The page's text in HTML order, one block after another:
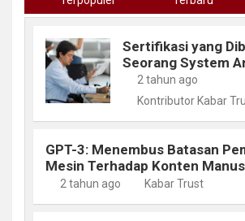
Sertifikasi yang
Seorang System
2 tahun ago
Kontributor Kabar
GPT-3: Menembus Batasan
Mesin Terhadap Konten
2 tahun ago Kabar Trust